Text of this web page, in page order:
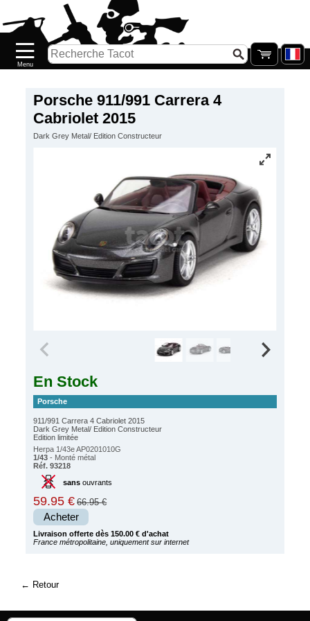
Porsche 911/991 Carrera 4
Cabriolet 2015
Dark Grey Metal/ Edition Constructeur
En Stock
Porsche
911/991 Carrera 4 Cabriolet 2015
Dark Grey Metal/ Edition Constructeur
Edition limitée
Herpa 1/43e AP0201010G
1/43 - Monté métal
Réf. 93218
sansouvrants
59.95 € 66.95 €
Acheter
Livraison offerte dès 150.00 € d'achat
France métropolitaine, uniquement sur internet
Retour
Nouveautés
Catalogue/Stock
PETITS